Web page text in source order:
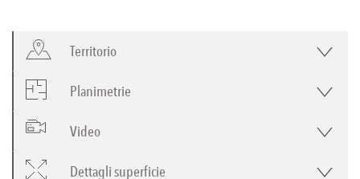
Territorio
Planimetrie
Video
Dettagli superficie